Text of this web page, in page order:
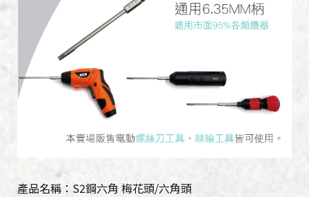
產品名稱：S2鋼六角 梅花頭/六角頭